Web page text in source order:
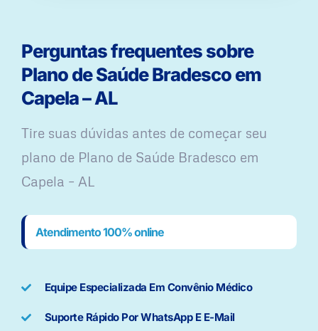
Perguntas frequentes sobre
Plano de Saúde Bradesco em
Capela – AL
Tire suas dúvidas antes de começar seu
plano ​de Plano de Saúde Bradesco em
Capela – AL
Atendimento 100% online
Equipe Especializada Em Convênio Médico
Suporte Rápido Por WhatsApp E E-Mail